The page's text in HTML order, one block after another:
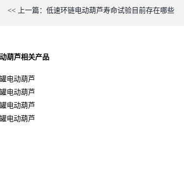
<< 上一篇：低速环链电动葫芦寿命试验目前存在哪些
葫芦相关产品
电动葫芦
电动葫芦
电动葫芦
电动葫芦